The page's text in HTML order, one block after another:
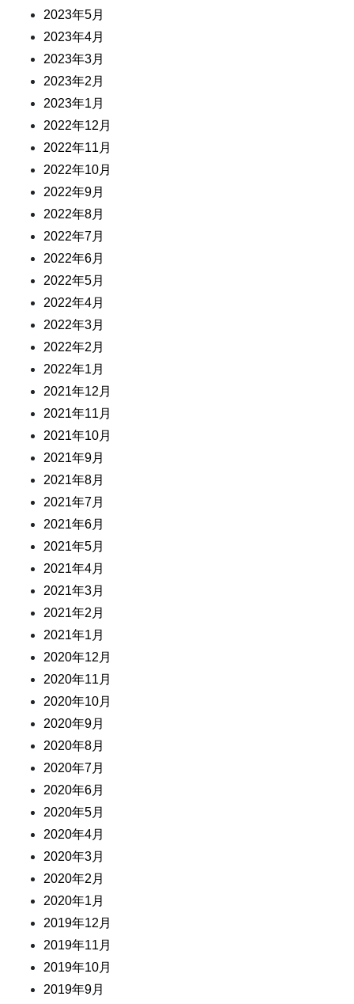
2023年5月
2023年4月
2023年3月
2023年2月
2023年1月
2022年12月
2022年11月
2022年10月
2022年9月
2022年8月
2022年7月
2022年6月
2022年5月
2022年4月
2022年3月
2022年2月
2022年1月
2021年12月
2021年11月
2021年10月
2021年9月
2021年8月
2021年7月
2021年6月
2021年5月
2021年4月
2021年3月
2021年2月
2021年1月
2020年12月
2020年11月
2020年10月
2020年9月
2020年8月
2020年7月
2020年6月
2020年5月
2020年4月
2020年3月
2020年2月
2020年1月
2019年12月
2019年11月
2019年10月
2019年9月